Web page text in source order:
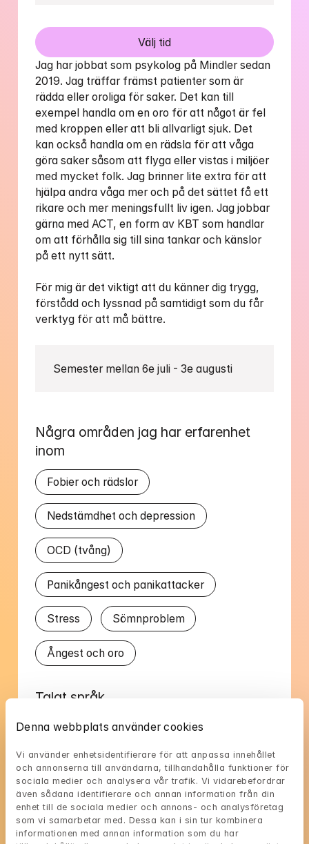
Denna webbplats använder cookies
Vi använder enhetsidentifierare för att anpassa innehållet
och annonserna till användarna, tillhandahålla funktioner för
sociala medier och analysera vår trafik. Vi vidarebefordrar
även sådana identifierare och annan information från din
enhet till de sociala medier och annons- och analysföretag
som vi samarbetar med. Dessa kan i sin tur kombinera
informationen med annan information som du har
Välj tid
Jag har jobbat som psykolog på Mindler sedan
2019. Jag träffar främst patienter som är
rädda eller oroliga för saker. Det kan till
exempel handla om en oro för att något är fel
med kroppen eller att bli allvarligt sjuk. Det
kan också handla om en rädsla för att våga
göra saker såsom att flyga eller vistas i miljöer
med mycket folk. Jag brinner lite extra för att
hjälpa andra våga mer och på det sättet få ett
rikare och mer meningsfullt liv igen. Jag jobbar
gärna med ACT, en form av KBT som handlar
om att förhålla sig till sina tankar och känslor
på ett nytt sätt.
För mig är det viktigt att du känner dig trygg,
förstådd och lyssnad på samtidigt som du får
Semester mellan 6e juli - 3e augusti
Några områden jag har erfarenhet
inom
Fobier och rädslor
Nedstämdhet och depression
OCD (tvång)
Panikångest och panikattacker
Stress Sömnproblem
Ångest och oro
Talat språk
Engelska Svenska
Saras tillgänglighet